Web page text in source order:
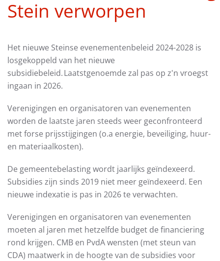
Stein verworpen
Het nieuwe Steinse evenementenbeleid 2024-2028 is
losgekoppeld van het nieuwe
subsidiebeleid. Laatstgenoemde zal pas op z'n vroegst
ingaan in 2026.
Verenigingen en organisatoren van evenementen
worden de laatste jaren steeds weer geconfronteerd
met forse prijsstijgingen (o.a energie, beveiliging, huur-
en materiaalkosten).
De gemeentebelasting wordt jaarlijks geïndexeerd.
Subsidies zijn sinds 2019 niet meer geïndexeerd. Een
nieuwe indexatie is pas in 2026 te verwachten.
Verenigingen en organisatoren van evenementen
moeten al jaren met hetzelfde budget de financiering
rond krijgen. CMB en PvdA wensten (met steun van
CDA) maatwerk in de hoogte van de subsidies voor